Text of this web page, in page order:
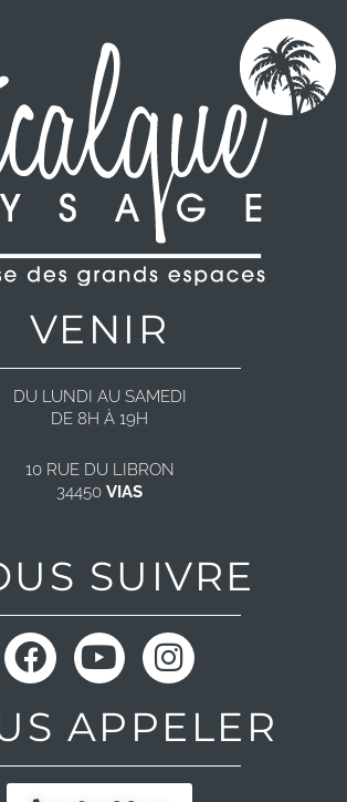
VENIR
DU LUNDI AU SAMEDI
DE 8H À 19H
10 RUE DU LIBRON
34450 VIAS
SUIVRE
F
a
c
e
b
Y
o
u
t
u
I
n
s
t
a
APPELER